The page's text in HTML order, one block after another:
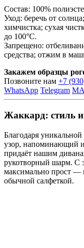
Состав: 100%
Уход: беречь от
химчистка; сухая
до 100°C.
Запрещено:
средства; отжим в
Закажем образцы
Позвоните нам +7
WhatsApp Telegram
Жаккард: стиль и
Благодаря
узор, напоминающий
придаёт нашим
рукотворный шарм. С
максимально прост —
обычной салфеткой.